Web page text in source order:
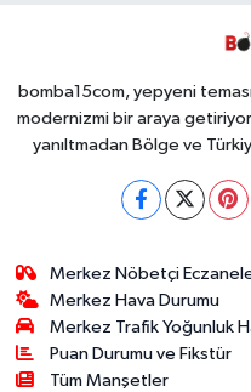
bomba15com, yepyeni
modernizmi bir araya
yanıltmadan Bölge ve
Merkez Nöbetçi
Merkez Hava Durumu
Merkez Trafik Yoğunluk
Puan Durumu ve Fikstür
Tüm Manşetler